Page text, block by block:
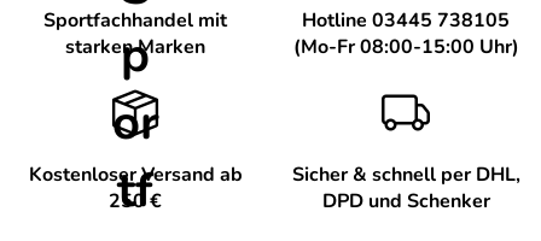
Sportfachhandel mit
starken Marken
Hotline 03445 738105
(Mo-Fr 08:00-15:00 Uhr)
Kostenloser Versand ab
250 €
Sicher & schnell per DHL,
DPD und Schenker